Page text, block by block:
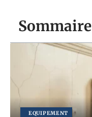
Sommaire
EQUIPEMENT